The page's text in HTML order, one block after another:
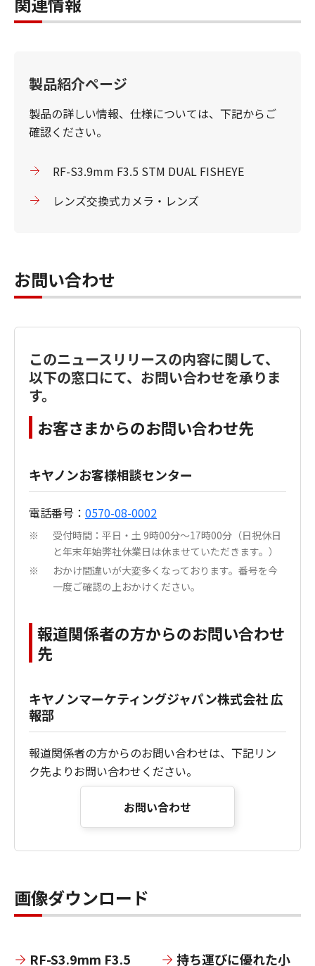
製品紹介ページ
製品の詳しい情報、仕様については、下記からご
確認ください。
RF-S3.9mm F3.5 STM DUAL FISHEYE
レンズ交換式カメラ・レンズ
お問い合わせ
このニュースリリースの内容に関して、
以下の窓口にて、お問い合わせを承りま
す。
お客さまからのお問い合わせ先
キヤノンお客様相談センター
電話番号： 0570-08-0002
※
受付時間：平日・土 9時00分～17時00分（日祝休日
と年末年始弊社休業日は休ませていただきます。）
※
おかけ間違いが大変多くなっております。番号を今
一度ご確認の上おかけください。
報道関係者の方からのお問い合わせ
先
キヤノンマーケティングジャパン株式会社 広
報部
報道関係者の方からのお問い合わせは、下記リン
ク先よりお問い合わせください。
お問い合わせ
画像ダウンロード
RF-S3.9mm F3.5
持ち運びに優れた小